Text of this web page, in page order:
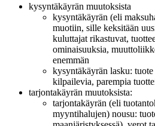
kysyntäkäyrän muutoksista
kysyntäkäyrän (eli
muotiin, sille keksitään
kuluttajat rikastuvat,
ominaisuuksia,
enemmän
kysyntäkäyrän lasku:
kilpailevia, parempia
tarjontakäyrän muutoksista:
tarjontakäyrän (eli
myyntihalujen) nousu: